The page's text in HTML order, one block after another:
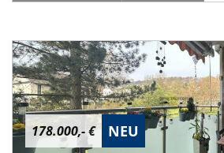
178.000,- € NEU